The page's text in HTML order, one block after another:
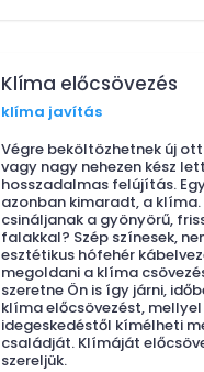
Klíma előcsövezés
klíma javítás
Végre beköltözhetnek új
vagy nagy nehezen kész
hosszadalmas felújítás.
azonban kimaradt, a klíma.
csináljanak a gyönyörű,
falakkal? Szép színesek,
esztétikus hófehér
megoldani a klíma
szeretne Ön is így járni,
klíma előcsövezést,
idegeskedéstől kímélheti
családját. Klímáját
szereljük.